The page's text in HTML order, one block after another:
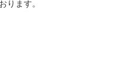
ります。